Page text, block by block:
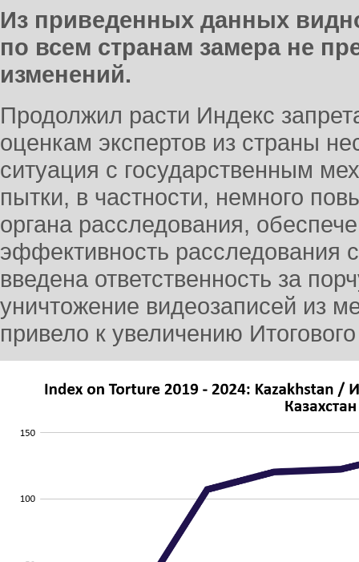
Из приведенных данных
по всем странам замера не
изменений.
Продолжил расти Индекс
оценкам экспертов из страны
ситуация с государственным
пытки, в частности, немного
органа расследования,
эффективность расследования
введена ответственность за
уничтожение видеозаписей из
привело к увеличению